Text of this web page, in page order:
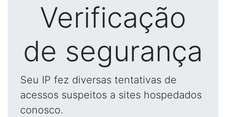
Verificação
de segurança
Seu IP fez diversas tentativas de
acessos suspeitos a sites hospedados
conosco.